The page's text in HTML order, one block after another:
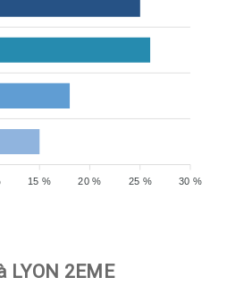
30 %
25 %
20 %
15 %
LYON 2EME